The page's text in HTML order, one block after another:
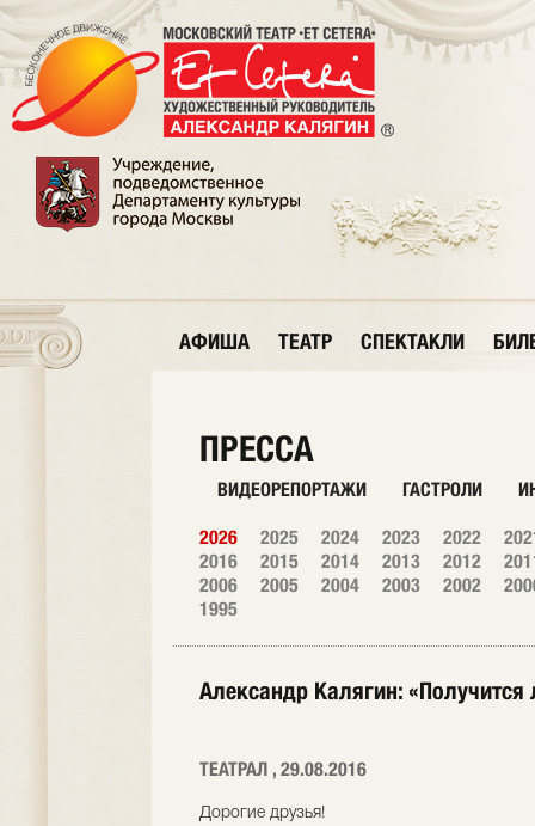
АФИША ТЕАТР СПЕКТАКЛИ
ПРЕССА
ВИДЕОРЕПОРТАЖИ ГАСТРОЛИ
2026 2025 2024 2023 2022
2016
2015 2014 2013 2012
2006
2005 2004 2003 2002
1995
Александр Калягин: «Получится
ТЕАТРАЛ , 29.08.2016
Дорогие друзья!